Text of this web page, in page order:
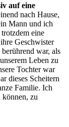
auf eine
nach Hause,
Mann und ich
trotzdem eine
Geschwister
war, als
Leben zu
Tochter war
dieses Scheitern
Familie. Ich
können, zu